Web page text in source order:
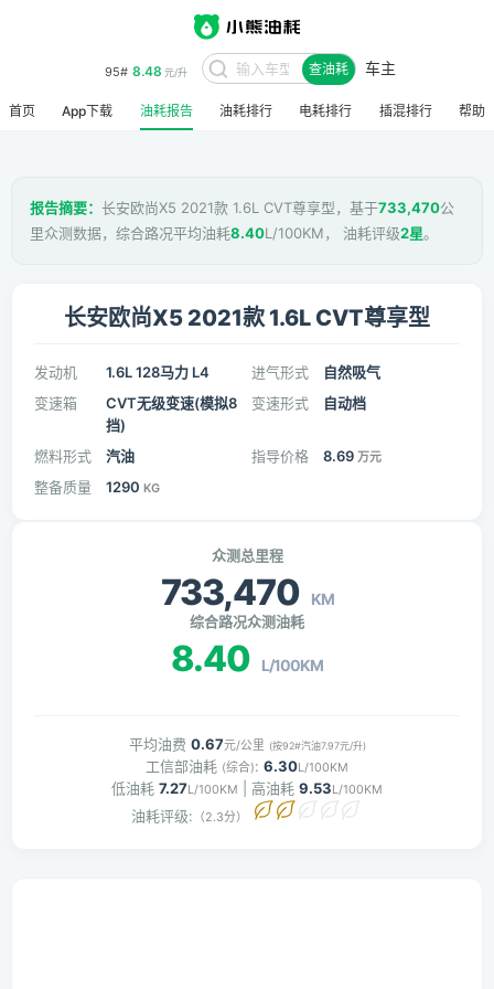
95# 8.48 元/升 查油耗 车主
首页 App下载 油耗报告 油耗排行 电耗排行 插混排行 帮助
报告摘要： 长安欧尚X5 2021款 1.6L CVT尊享型，基于733,470公
里众测数据，综合路况平均油耗8.40L/100KM， 油耗评级2星。
长安欧尚X5 2021款 1.6L CVT尊享型
发动机 1.6L 128马力 L4 进气形式
自然吸气
变速箱
CVT无级变速(模拟8
挡)
变速形式 自动档
燃料形式 汽油 指导价格 8.69 万元
整备质量 1290 KG
众测总里程
733,470 KM
综合路况众测油耗
8.40 L/100KM
平均油费 0.67元/公里 (按92#汽油7.97元/升)
工信部油耗 (综合): 6.30L/100KM
低油耗 7.27L/100KM | 高油耗 9.53L/100KM
油耗评级: （2.3分）